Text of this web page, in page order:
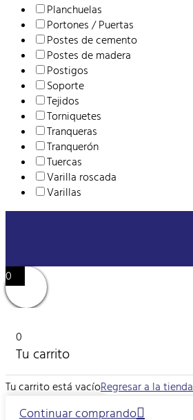
Planchuelas
Portones / Puertas
Postes de cemento
Postes de madera
Postigos
Soporte
Tejidos
Torniquetes
Tranqueras
Tranquerón
Tuercas
Varilla roscada
Varillas
0
0
Tu carrito
Tu carrito está vacíoRegresar a la tienda
Continuar comprando